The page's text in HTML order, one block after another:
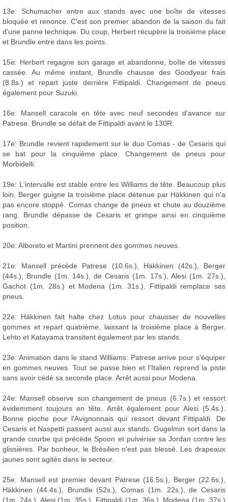
13e: Schumacher entre aux stands avec une boîte de vitesses
bloquée et renonce. C'est son premier abandon de la saison du fait
d'une panne technique. Du coup, Herbert récupère la troisième place
et Brundle entre dans les points.
15e: Herbert regagne son garage et abandonne, boîte de vitesses
cassée. Au même instant, Brundle chausse des Goodyear frais
(8.8s.) et repart juste derrière Fittipaldi. Changement de pneus
également pour Suzuki.
16e: Mansell caracole en tête avec neuf secondes d'avance sur
Patrese. Brundle se défait de Fittipaldi avant le 130R.
17e: Brundle revient rapidement sur le duo Comas - de Cesaris qui
se bat pour la cinquième place. Changement de pneus pour
Morbidelli.
19e: L'intervalle est stable entre les Williams de tête. Beaucoup plus
loin, Berger guigne la troisième place détenue par Häkkinen qui n'a
pas encore stoppé. Comas change de pneus et chute au douzième
rang. Brundle dépasse de Cesaris et grimpe ainsi en cinquième
position.
20e: Alboreto et Martini prennent des gommes neuves.
21e: Mansell précède Patrese (10.6s.), Häkkinen (42s.), Berger
(44s.), Brundle (1m. 14s.), de Cesaris (1m. 17s.), Alesi (1m. 27s.),
Gachot (1m. 28s.) et Modena (1m. 31s.). Fittipaldi remplace ses
pneus.
22e: Häkkinen fait halte chez Lotus pour chausser de nouvelles
gommes et repart quatrième, laissant la troisième place à Berger.
Lehto et Katayama transitent également par les stands.
23e: Animation dans le stand Williams: Patrese arrive pour s'équiper
en gommes neuves. Tout se passe bien et l'Italien reprend la piste
sans avoir cédé sa seconde place. Arrêt aussi pour Modena.
24e: Mansell observe son changement de pneus (6.7s.) et ressort
évidemment toujours en tête. Arrêt également pour Alesi (5.4s.).
Bonne pioche pour l'Avignonnais qui ressort devant Fittipaldi. De
Cesaris et Naspetti passent aussi aux stands. Gugelmin sort dans la
grande courbe qui précède Spoon et pulvérise sa Jordan contre les
glissières. Par bonheur, le Brésilien n'est pas blessé. Les drapeaux
jaunes sont agités dans le secteur.
25e: Mansell est premier devant Patrese (16.5s.), Berger (22.6s.),
Häkkinen (44.4s.), Brundle (52s.), Comas (1m. 22s.), de Cesaris
(1m. 24s.), Alesi (1m. 35s.), Fittipaldi (1m. 36s.), Modena (1m. 37s.)